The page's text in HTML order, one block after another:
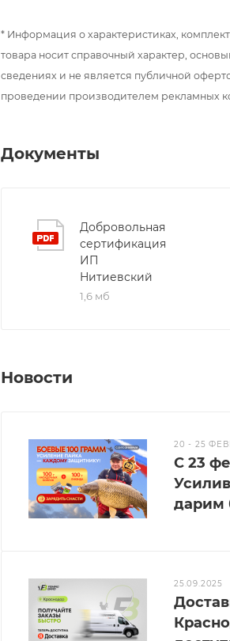
* Информация о характеристиках,
товара носит справочный характер,
сведениях и не является публичной
проведении производителем рекламных
Документы
Добровольная
сертификация
ИП
Нитиевский
1,6 мб
Новости
20 - 25
С 23
дарим
25.09.2025